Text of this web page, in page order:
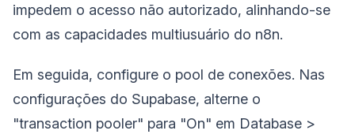
impedem o acesso não autorizado, alinhando-se
com as capacidades multiusuário do n8n.
Em seguida, configure o pool de conexões. Nas
configurações do Supabase, alterne o
"transaction pooler" para "On" em Database >